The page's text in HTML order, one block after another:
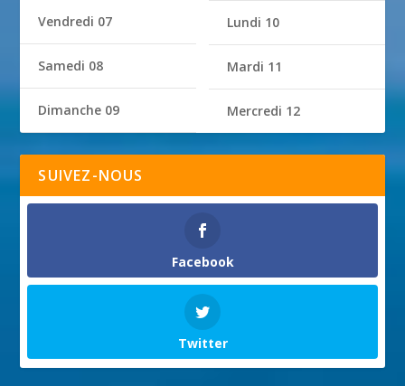
Vendredi 07
Samedi 08
Dimanche 09
Lundi 10
Mardi 11
Mercredi 12
SUIVEZ-NOUS
Facebook
Twitter